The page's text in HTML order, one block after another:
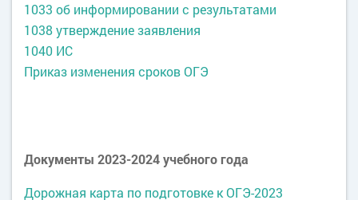
1033 об информировании с результатами
1038 утверждение заявления
1040 ИС
Приказ изменения сроков ОГЭ
Документы 2023-2024 учебного года
Дорожная карта по подготовке к ОГЭ-2023